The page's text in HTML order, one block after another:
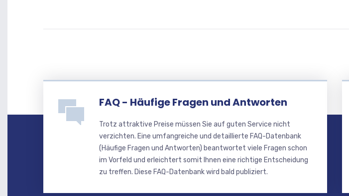
FAQ - Häufige Fragen und Antworten
Trotz attraktive Preise müssen Sie auf guten Service nicht
verzichten. Eine umfangreiche und detaillierte FAQ-Datenbank
(Häufige Fragen und Antworten) beantwortet viele Fragen schon
im Vorfeld und erleichtert somit Ihnen eine richtige Entscheidung
zu treffen. Diese FAQ-Datenbank wird bald publiziert.